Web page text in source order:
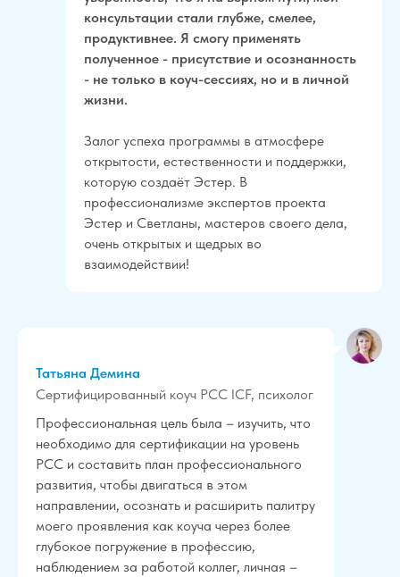
консультации стали глубже, смелее,
продуктивнее. Я смогу применять
полученное - присутствие и осознанность
- не только в коуч-сессиях, но и в личной
жизни.
Залог успеха программы в атмосфере
открытости, естественности и поддержки,
которую создаёт Эстер. В
профессионализме экспертов проекта
Эстер и Светланы, мастеров своего дела,
очень открытых и щедрых во
взаимодействии!
Татьяна Демина
Сертифицированный коуч PCC ICF, психолог
Профессиональная цель была – изучить, что
необходимо для сертификации на уровень
PCC и составить план профессионального
развития, чтобы двигаться в этом
направлении, осознать и расширить палитру
моего проявления как коуча через более
глубокое погружение в профессию,
наблюдением за работой коллег, личная –